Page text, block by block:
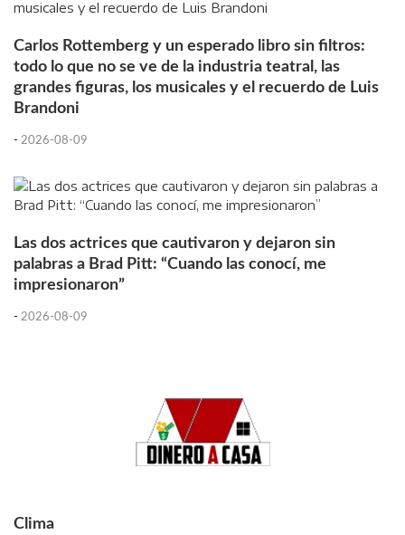
Carlos Rottemberg y un esperado libro sin filtros:
todo lo que no se ve de la industria teatral, las
grandes figuras, los musicales y el recuerdo de Luis
Brandoni
- 2026-08-09
Las dos actrices que cautivaron y dejaron sin
palabras a Brad Pitt: “Cuando las conocí, me
impresionaron”
- 2026-08-09
Clima